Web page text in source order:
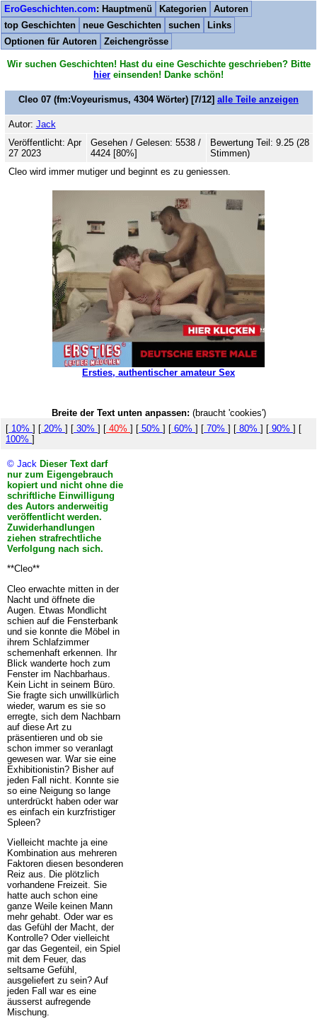
EroGeschichten.com: Hauptmenü Kategorien
Autoren
top Geschichten
neue Geschichten suchen
Links
Optionen für Autoren
Zeichengrösse
Wir suchen Geschichten! Hast du eine Geschichte geschrieben? Bitte
hier einsenden! Danke schön!
Cleo 07 (fm:Voyeurismus, 4304Wörter) [7/12] alle Teile anzeigen
Autor: Jack
Veröffentlicht: Apr
27 2023
Gesehen / Gelesen: 5538 /
4424 [80%]
Bewertung Teil: 9.25 (28
Stimmen)
Cleo wird immer mutiger und beginnt es zu geniessen.
Ersties, authentischer amateur Sex
Breite der Text unten anpassen: (braucht 'cookies')
[ 10% ] [ 20% ] [ 30% ] [ 40% ] [ 50% ] [ 60% ] [ 70% ] [ 80% ] [ 90% ] [
100% ]
© Jack Dieser Text darf
nur zum Eigengebrauch
kopiert und nicht ohne die
schriftliche Einwilligung
des Autors anderweitig
veröffentlicht werden.
Zuwiderhandlungen
ziehen strafrechtliche
Verfolgung nach sich.
**Cleo**
Cleo erwachte mitten in der
Nacht und öffnete die
Augen. Etwas Mondlicht
schien auf die Fensterbank
und sie konnte die Möbel in
ihrem Schlafzimmer
schemenhaft erkennen. Ihr
Blick wanderte hoch zum
Fenster im Nachbarhaus.
Kein Licht in seinem Büro.
Sie fragte sich unwillkürlich
wieder, warum es sie so
erregte, sich dem Nachbarn
auf diese Art zu
präsentieren und ob sie
schon immer so veranlagt
gewesen war. War sie eine
Exhibitionistin? Bisher auf
jeden Fall nicht. Konnte sie
so eine Neigung so lange
unterdrückt haben oder war
es einfach ein kurzfristiger
Spleen?
Vielleicht machte ja eine
Kombination aus mehreren
Faktoren diesen besonderen
Reiz aus. Die plötzlich
vorhandene Freizeit. Sie
hatte auch schon eine
ganze Weile keinen Mann
mehr gehabt. Oder war es
das Gefühl der Macht, der
Kontrolle? Oder vielleicht
gar das Gegenteil, ein Spiel
mit dem Feuer, das
seltsame Gefühl,
ausgeliefert zu sein? Auf
jeden Fall war es eine
äusserst aufregende
Mischung.